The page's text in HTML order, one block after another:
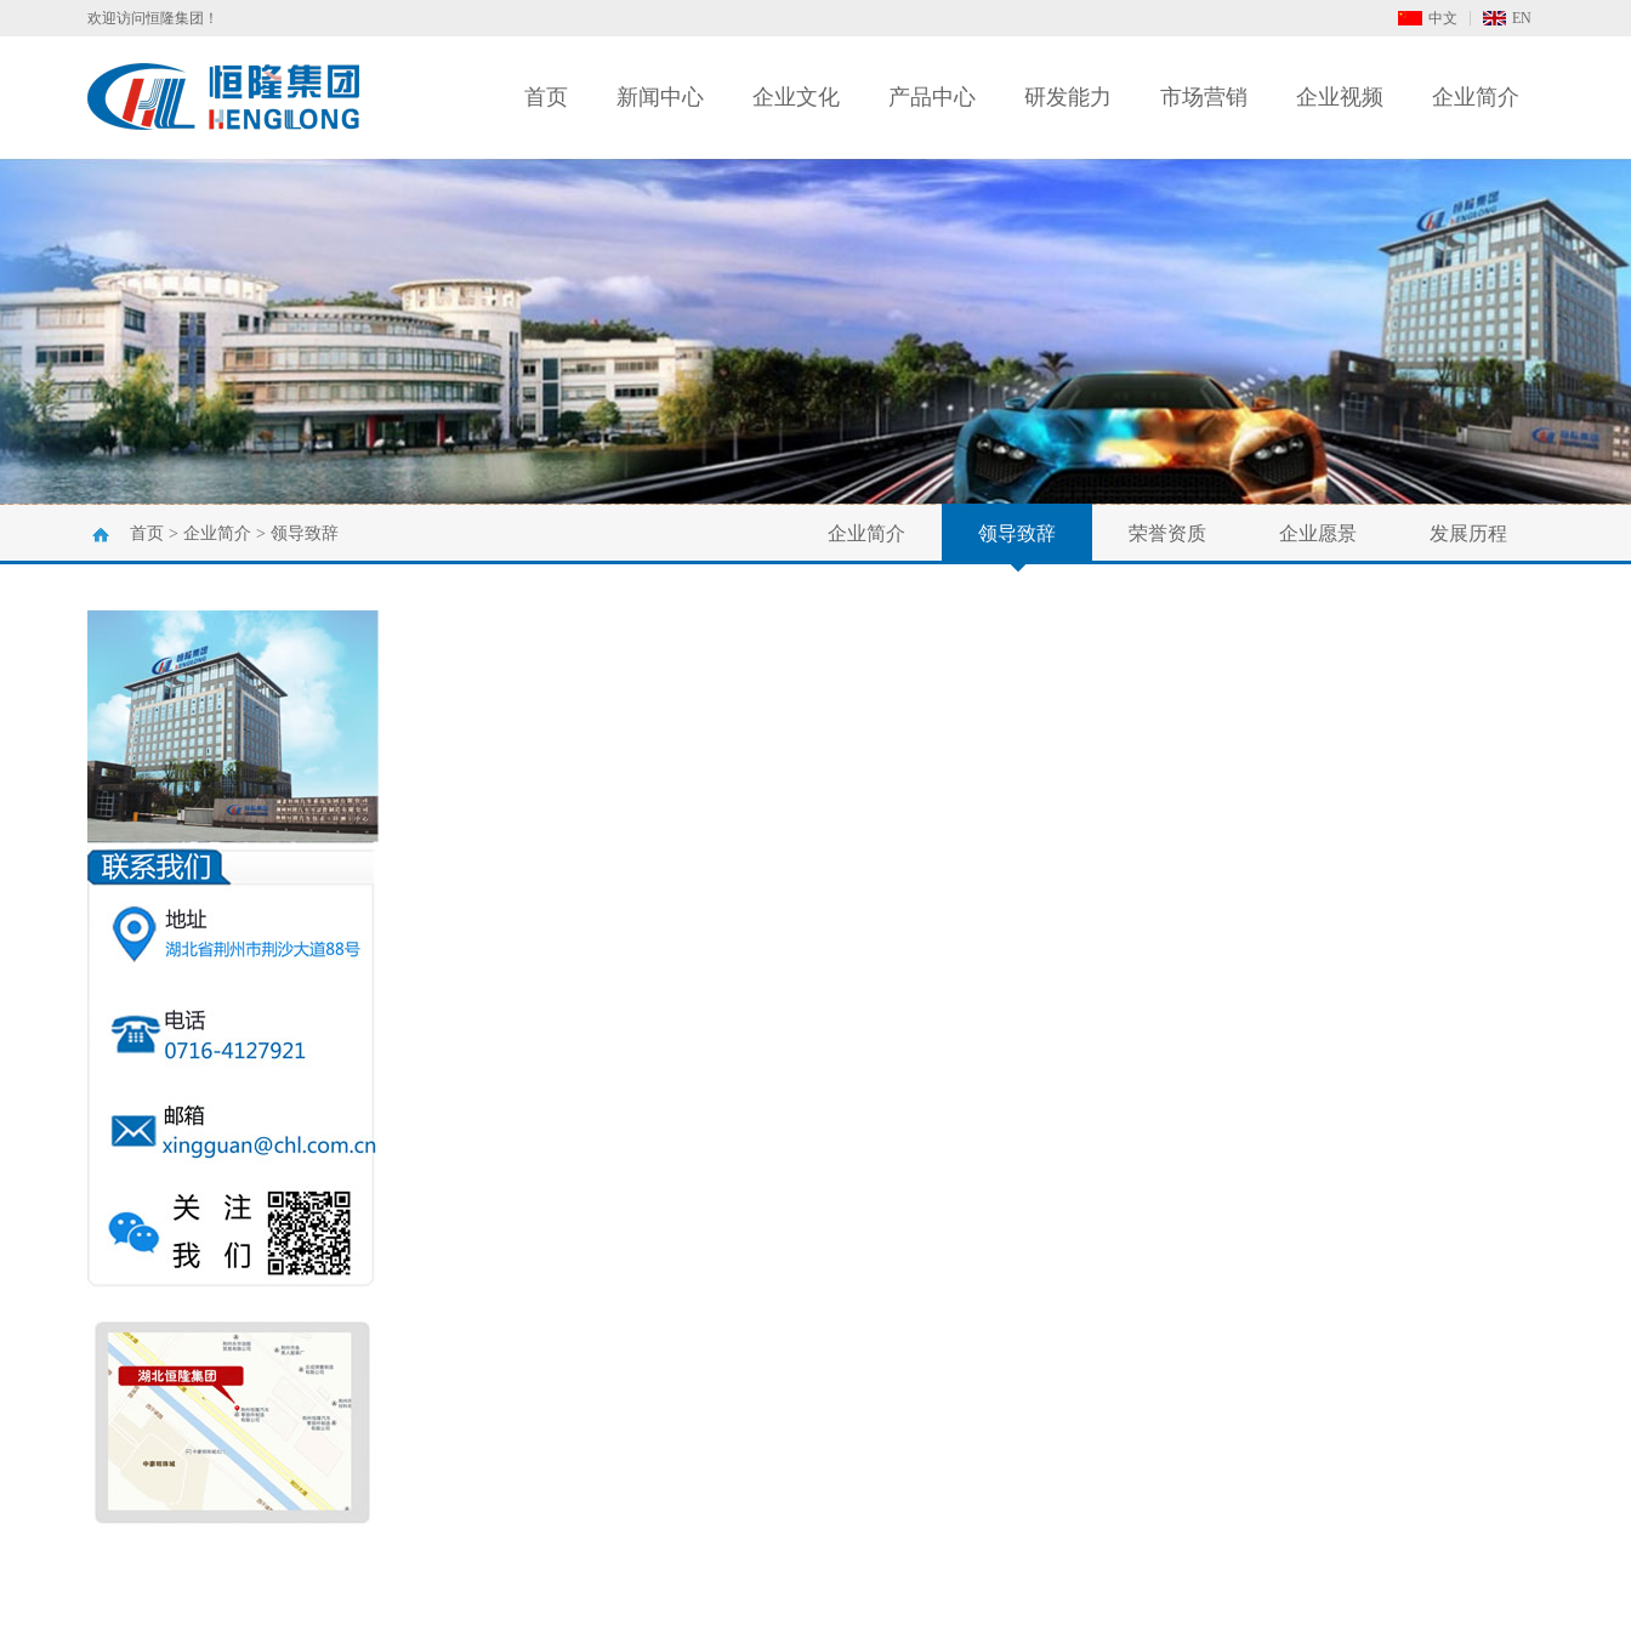
欢迎访问恒隆集团！ 中文 EN
首页 新闻中心 企业文化 产品中心 研发能力 市场营销 企业视频 企业简介
首页 > 企业简介 > 领导致辞 企业简介 领导致辞 荣誉资质 企业愿景 发展历程